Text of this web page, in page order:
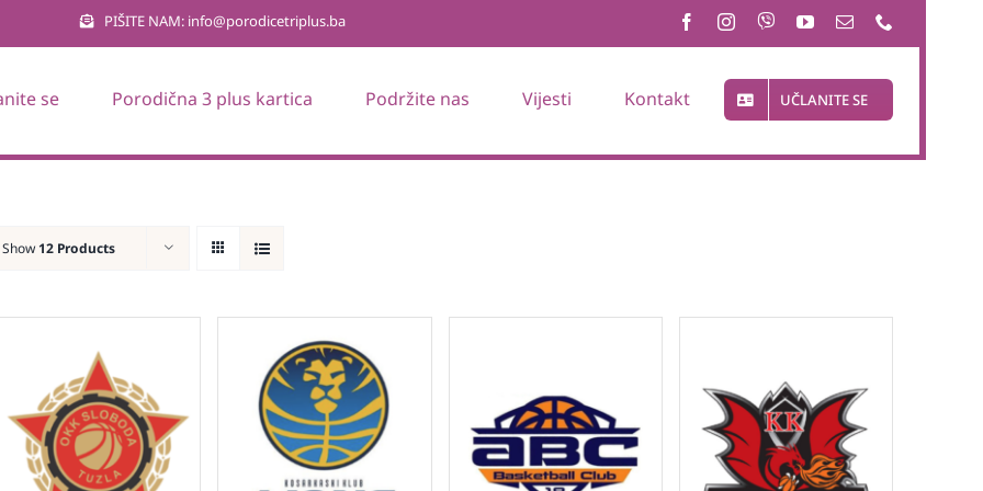
PIŠITE NAM: info@porodicetriplus.ba
se Porodična 3 plus kartica Podržite nas Vijesti Kontakt UČLANITE SE
Show 12 Products